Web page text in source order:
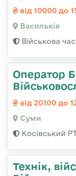
від 10000 до
Васильків
Військова
Оператор
від 20100 до
Суми
Косівський
Технік,